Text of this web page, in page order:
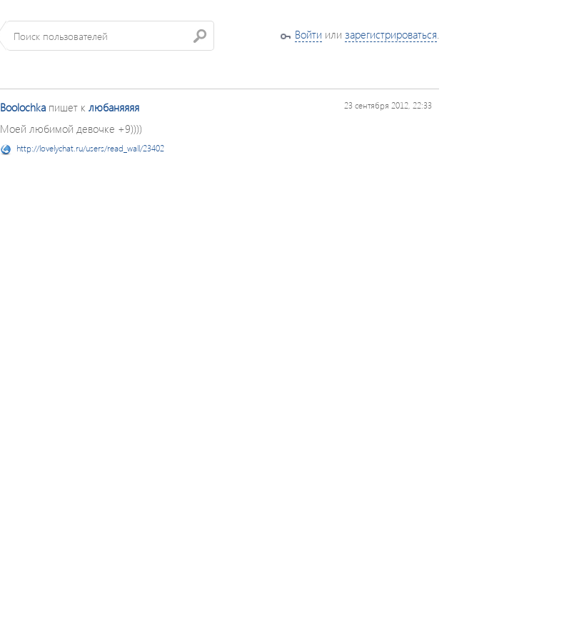
Войти или зарегистрироваться.
Boolochka пишет к любаняяяя 23 сентября 2012, 22:33
Моей любимой девочке +9))))
http://lovelychat.ru/users/read_wall/23402